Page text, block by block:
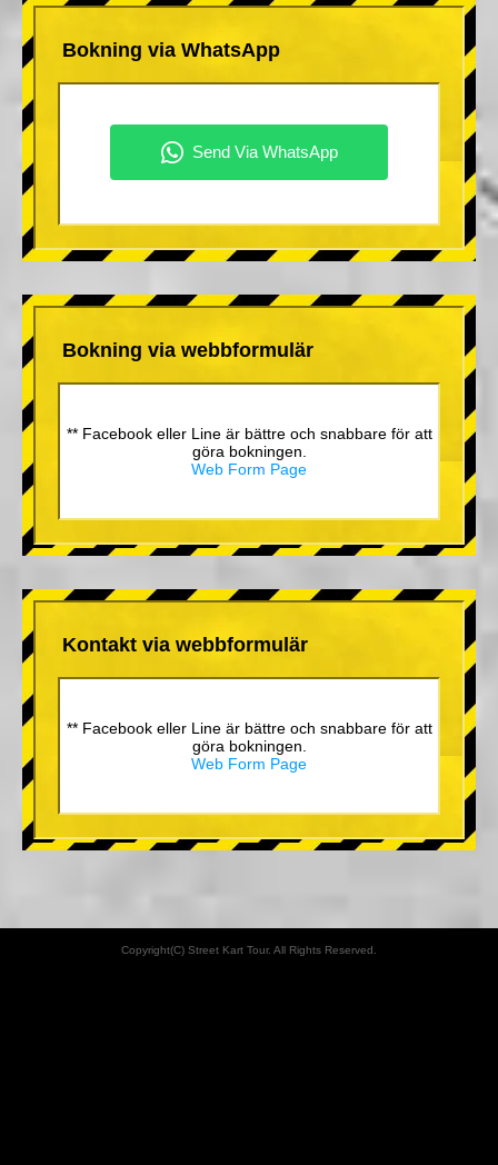
Bokning via WhatsApp
Bokning via webbformulär
** Facebook eller Line är bättre och snabbare för att
göra bokningen.
Web Form Page
Kontakt via webbformulär
** Facebook eller Line är bättre och snabbare för att
göra bokningen.
Web Form Page
Copyright(C) Street Kart Tour. All Rights Reserved.